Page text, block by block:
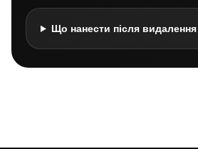
Що нанести після